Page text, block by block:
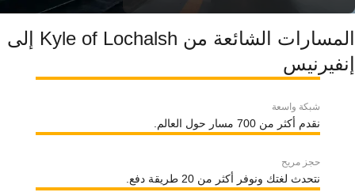
المسارات الشائعة من Kyle of Lochalsh إلى
إنفيرنيس
شبكة واسعة
نقدم أكثر من 700 مسار حول العالم.
حجز مريح
نتحدث لغتك ونوفر أكثر من 20 طريقة دفع.